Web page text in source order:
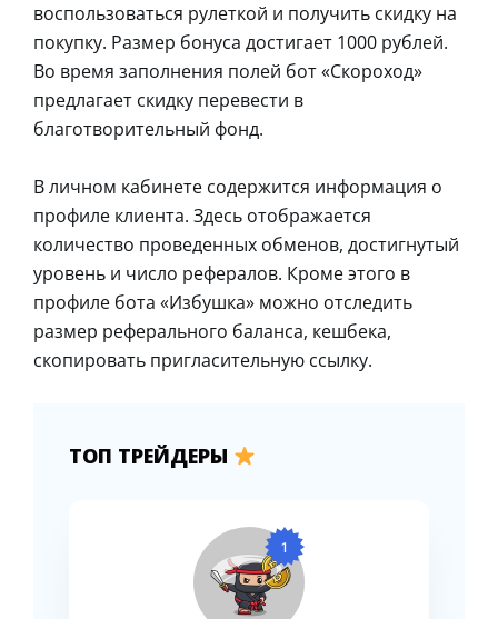
воспользоваться рулеткой и получить скидку на
покупку. Размер бонуса достигает 1000 рублей.
Во время заполнения полей бот «Скороход»
предлагает скидку перевести в
благотворительный фонд.
В личном кабинете содержится информация о
профиле клиента. Здесь отображается
количество проведенных обменов, достигнутый
уровень и число рефералов. Кроме этого в
профиле бота «Избушка» можно отследить
размер реферального баланса, кешбека,
скопировать пригласительную ссылку.
ТОП ТРЕЙДЕРЫ
1